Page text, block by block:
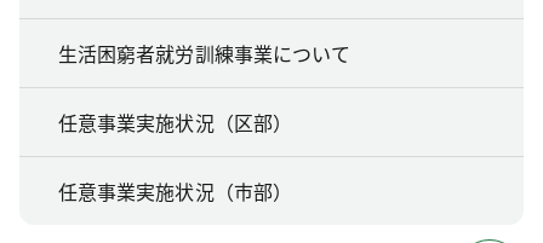
生活困窮者就労訓練事業について
任意事業実施状況（区部）
任意事業実施状況（市部）